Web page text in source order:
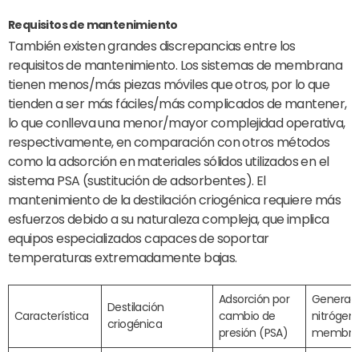
Requisitos de mantenimiento
También existen grandes discrepancias entre los
requisitos de mantenimiento. Los sistemas de membrana
tienen menos/más piezas móviles que otros, por lo que
tienden a ser más fáciles/más complicados de mantener,
lo que conlleva una menor/mayor complejidad operativa,
respectivamente, en comparación con otros métodos
como la adsorción en materiales sólidos utilizados en el
sistema PSA (sustitución de adsorbentes). El
mantenimiento de la destilación criogénica requiere más
esfuerzos debido a su naturaleza compleja, que implica
equipos especializados capaces de soportar
temperaturas extremadamente bajas.
Característica
Destilación
criogénica
Adsorción por
cambio de
presión (PSA)